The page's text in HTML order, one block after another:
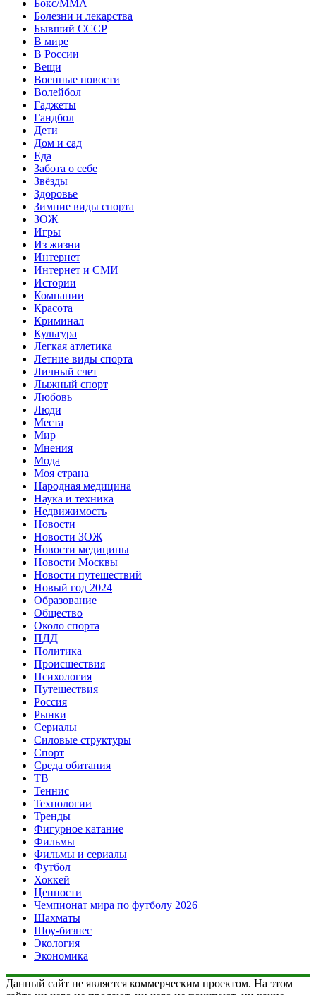
Бокс/MMA
Болезни и лекарства
Бывший СССР
В мире
В России
Вещи
Военные новости
Волейбол
Гаджеты
Гандбол
Дети
Дом и сад
Еда
Забота о себе
Звёзды
Здоровье
Зимние виды спорта
ЗОЖ
Игры
Из жизни
Интернет
Интернет и СМИ
Истории
Компании
Красота
Криминал
Культура
Легкая атлетика
Летние виды спорта
Личный счет
Лыжный спорт
Любовь
Люди
Места
Мир
Мнения
Мода
Моя страна
Народная медицина
Наука и техника
Недвижимость
Новости
Новости ЗОЖ
Новости медицины
Новости Москвы
Новости путешествий
Новый год 2024
Образование
Общество
Около спорта
ПДД
Политика
Происшествия
Психология
Путешествия
Россия
Рынки
Сериалы
Силовые структуры
Спорт
Среда обитания
ТВ
Теннис
Технологии
Тренды
Фигурное катание
Фильмы
Фильмы и сериалы
Футбол
Хоккей
Ценности
Чемпионат мира по футболу 2026
Шахматы
Шоу-бизнес
Экология
Экономика
Данный сайт не является коммерческим проектом. На этом